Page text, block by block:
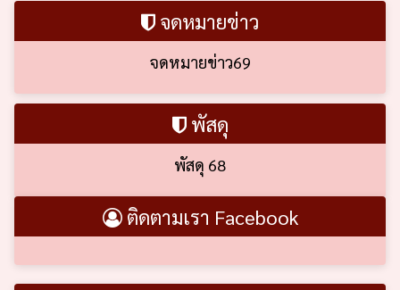
จดหมายข่าว
จดหมายข่าว69
พัสดุ
พัสดุ 68
ติดตามเรา Facebook